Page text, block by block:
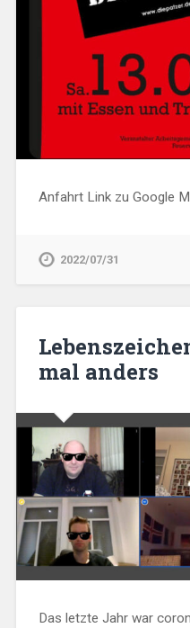
Anfahrt Link zu Google
2022/07/31
mal anders
Das letzte Jahr war